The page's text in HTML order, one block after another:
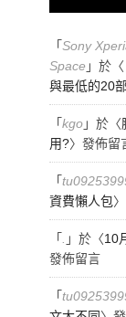
「Sony
Space 」於〈
與最低的20
「kgo」於〈
用?〉發佈留
「
資費懶人包
「 」於〈10
發佈留言
「